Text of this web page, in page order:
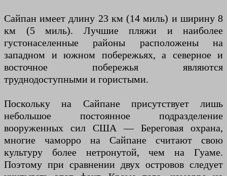
Сайпан имеет длину 23 км (14 миль) и ширину 8
км (5 миль). Лучшие пляжи и наиболее
густонаселенные районы расположены на
западном и южном побережьях, а северное и
восточное побережья являются
труднодоступными и гористыми.
Поскольку на Сайпане присутствует лишь
небольшое постоянное подразделение
вооруженных сил США — Береговая охрана,
многие чаморро на Сайпане считают свою
культуру более нетронутой, чем на Гуаме.
Поэтому при сравнении двух островов следует